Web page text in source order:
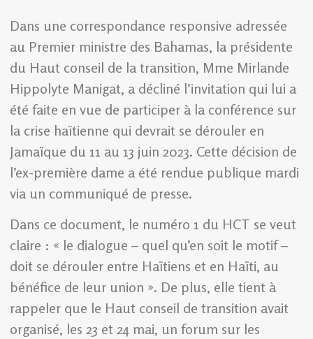
Dans une correspondance responsive adressée
au Premier ministre des Bahamas, la présidente
du Haut conseil de la transition, Mme Mirlande
Hippolyte Manigat, a décliné l’invitation qui lui a
été faite en vue de participer à la conférence sur
la crise haïtienne qui devrait se dérouler en
Jamaïque du 11 au 13 juin 2023. Cette décision de
l’ex-première dame a été rendue publique mardi
via un communiqué de presse.
Dans ce document, le numéro 1 du HCT se veut
claire : « le dialogue – quel qu’en soit le motif –
doit se dérouler entre Haïtiens et en Haïti, au
bénéfice de leur union ». De plus, elle tient à
rappeler que le Haut conseil de transition avait
organisé, les 23 et 24 mai, un forum sur les